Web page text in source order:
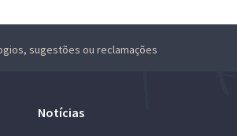
sugestões ou reclamações
Notícias